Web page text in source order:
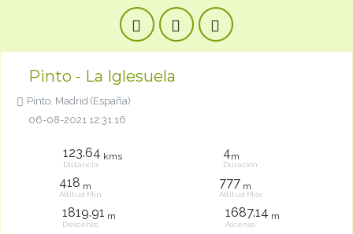
Pinto - La Iglesuela
Pinto, Madrid (España)
06-08-2021 12:31:16
123.64 kms
Distancia
4m
Duración
418 m
Altitud Mín
777 m
Altitud Máx
1819.91 m
Descenso
1687.14 m
Ascenso